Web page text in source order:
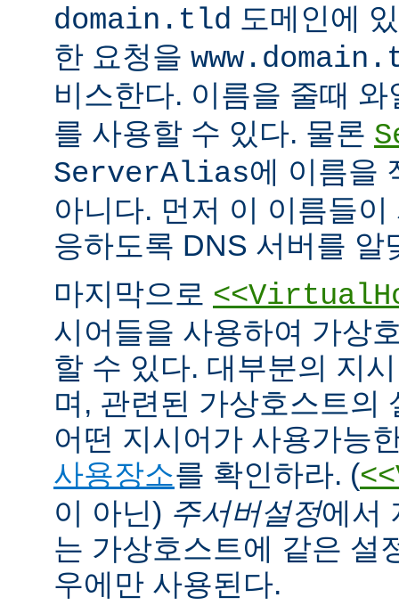
domain.tld 도메인에
한 요청을
비스한다. 이름을 줄때
를 사용할 수 있다. 물론
ServerAlias에 이름을
아니다. 먼저 이 이름들
응하도록 DNS 서버를 알
마지막으로
시어들을 사용하여 가상
할 수 있다. 대부분의 지
며, 관련된 가상호스트의
어떤 지시어가 사용가능
사용장소를 확인하라. (
이 아닌) 주서버설정에서
는 가상호스트에 같은 설
우에만 사용된다.